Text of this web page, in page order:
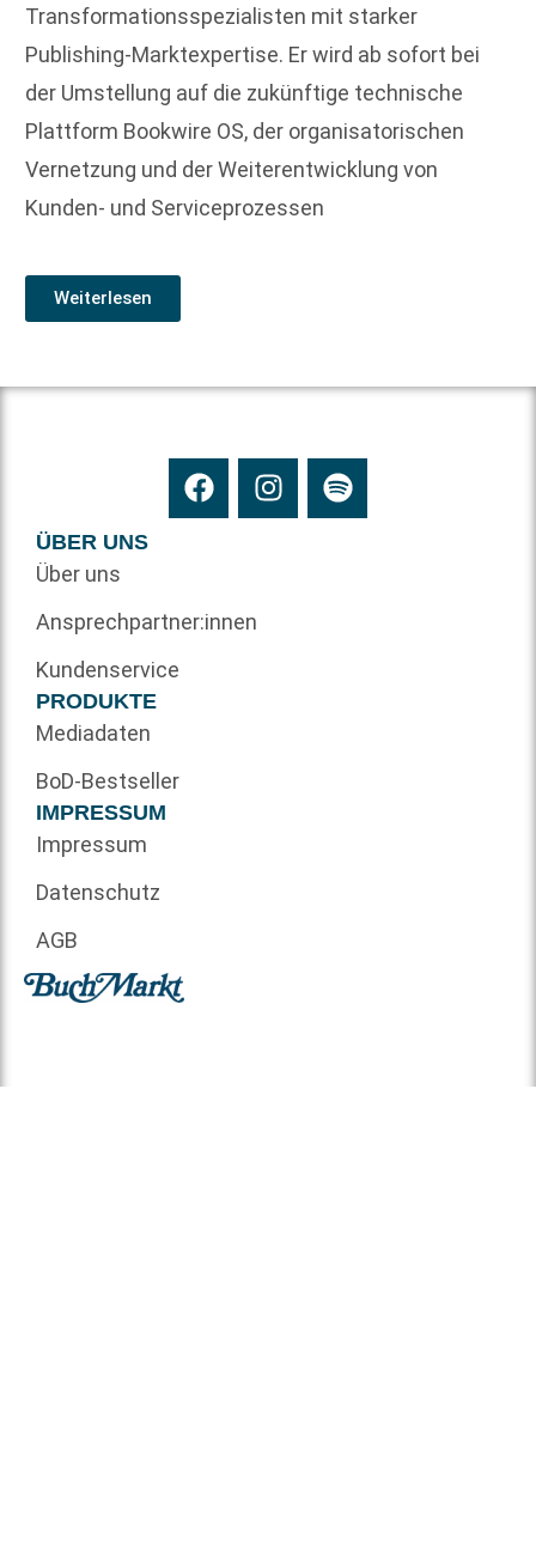
Transformationsspezialisten mit starker
Publishing-Marktexpertise. Er wird ab sofort bei
der Umstellung auf die zukünftige technische
Plattform Bookwire OS, der organisatorischen
Vernetzung und der Weiterentwicklung von
Kunden- und Serviceprozessen
Weiterlesen
ÜBER UNS
Über uns
Ansprechpartner:innen
Kundenservice
PRODUKTE
Mediadaten
BoD-Bestseller
IMPRESSUM
Impressum
Datenschutz
AGB